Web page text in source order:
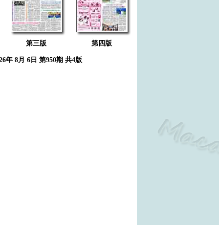
第三版 第四版
年 8月 6日 第950期 共4版